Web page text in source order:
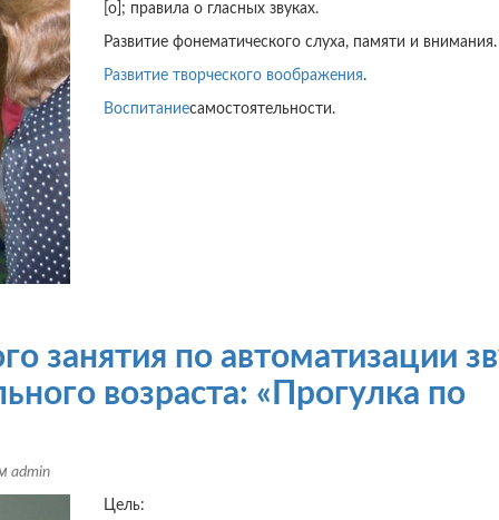
[о]; правила о гласных звуках.
Развитие фонематического слуха, памяти и внимания.
Развитие творческого воображения.
Воспитаниесамостоятельности.
занятия по автоматизации
возраста: «Прогулка по
admin
Цель: